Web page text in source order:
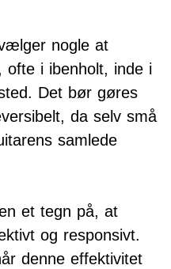
nogle at
i ibenholt, inde i
Det bør gøres
da selv små
samlede
et tegn på, at
og responsivt.
denne effektivitet